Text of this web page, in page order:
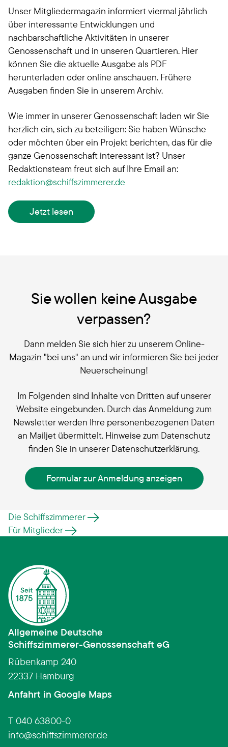
Unser Mitgliedermagazin informiert viermal jährlich
über interessante Entwicklungen und
nachbarschaftliche Aktivitäten in unserer
Genossenschaft und in unseren Quartieren. Hier
können Sie die aktuelle Ausgabe als PDF
herunterladen oder online anschauen. Frühere
Ausgaben finden Sie in unserem Archiv.
Wie immer in unserer Genossenschaft laden wir Sie
herzlich ein, sich zu beteiligen: Sie haben Wünsche
oder möchten über ein Projekt berichten, das für die
ganze Genossenschaft interessant ist? Unser
Redaktionsteam freut sich auf Ihre Email an:
redaktion
schiffszimmerer.de
Jetzt lesen
Sie wollen keine Ausgabe
verpassen?
Dann melden Sie sich hier zu unserem Online-
Magazin "bei uns" an und wir informieren Sie bei jeder
Neuerscheinung!
Im Folgenden sind Inhalte von Dritten auf unserer
Website eingebunden. Durch das Anmeldung zum
Newsletter werden Ihre personenbezogenen Daten
an Mailjet übermittelt. Hinweise zum Datenschutz
finden Sie in unserer Datenschutzerklärung.
Formular zur Anmeldung anzeigen
Die Schiffszimmerer
Für Mitglieder
Allgemeine Deutsche
Schiffszimmerer­-­Genossenschaft eG
Rübenkamp 240
22337 Hamburg
Anfahrt in Google Maps
T 040 63800-0
info
schiffszimmerer.de